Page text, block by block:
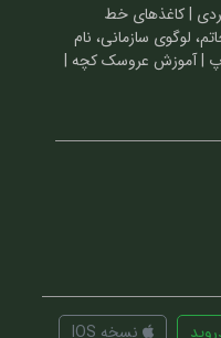
| کاغذهای خط
لوگوی سازمانی، نام
| آموزش عروسک کچه |
نسخه IOS